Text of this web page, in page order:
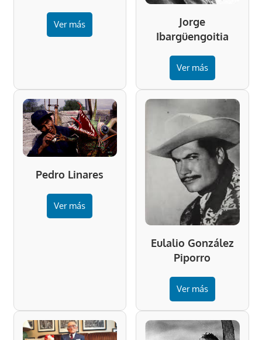
Ver más
Jorge
Ibargüengoitia
Ver más
Pedro Linares
Ver más
Eulalio González
Piporro
Ver más